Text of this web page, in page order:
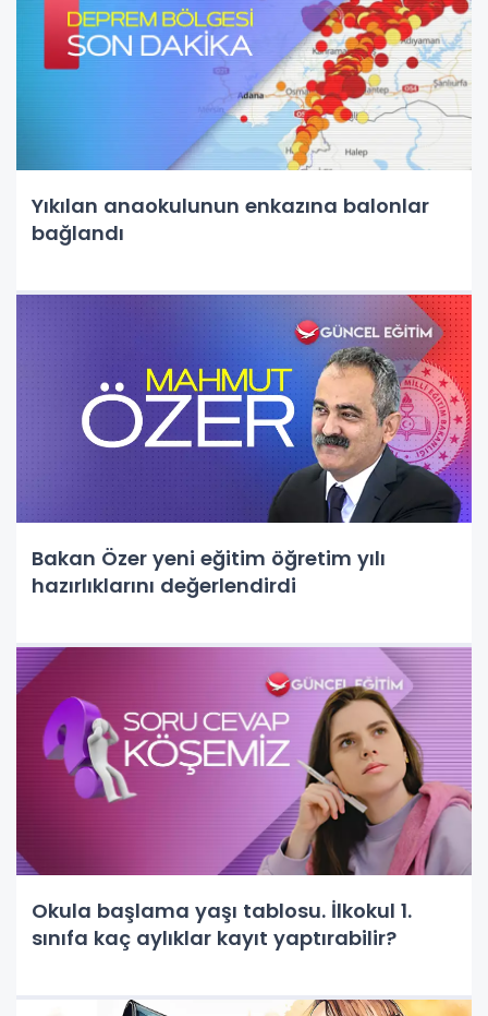
Yıkılan anaokulunun enkazına balonlar
bağlandı
Bakan Özer yeni eğitim öğretim yılı
hazırlıklarını değerlendirdi
Okula başlama yaşı tablosu. İlkokul 1.
sınıfa kaç aylıklar kayıt yaptırabilir?